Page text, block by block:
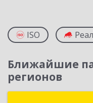
ISO
Ближайшие
регионов